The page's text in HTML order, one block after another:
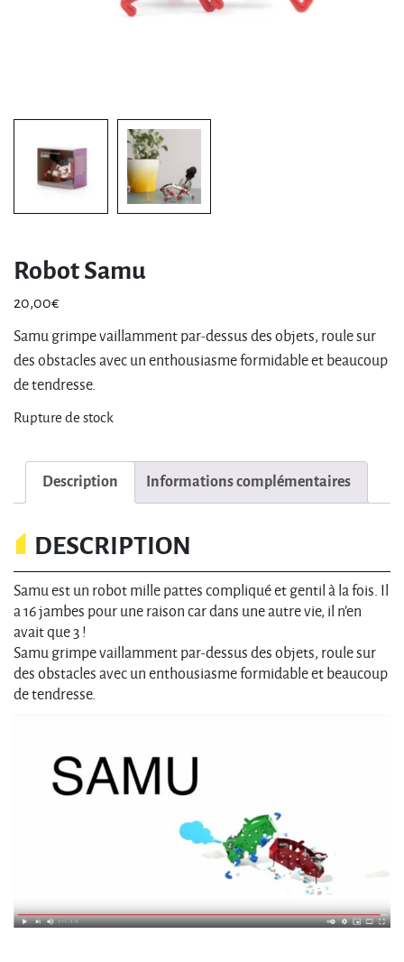
Robot Samu
20,00€
Samu grimpe vaillamment par-dessus des objets, roule sur
des obstacles avec un enthousiasme formidable et beaucoup
de tendresse.
Rupture de stock
Description Informations complémentaires
DESCRIPTION
Samu est un robot mille pattes compliqué et gentil à la fois. Il
a 16 jambes pour une raison car dans une autre vie, il n’en
avait que 3 !
Samu grimpe vaillamment par-dessus des objets, roule sur
des obstacles avec un enthousiasme formidable et beaucoup
de tendresse.